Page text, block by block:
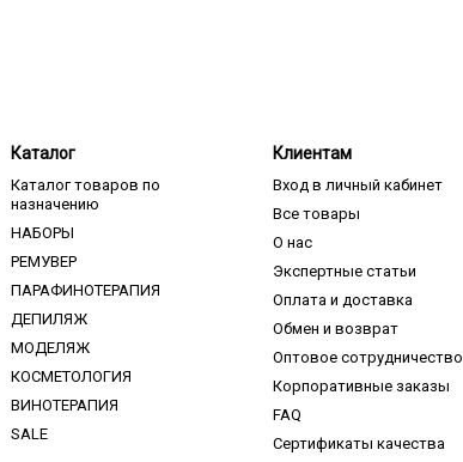
Каталог
Каталог товаров по
назначению
НАБОРЫ
РЕМУВЕР
ПАРАФИНОТЕРАПИЯ
ДЕПИЛЯЖ
МОДЕЛЯЖ
КОСМЕТОЛОГИЯ
ВИНОТЕРАПИЯ
SALE
Клиентам
Вход в личный кабинет
Все товары
О нас
Экспертные статьи
Оплата и доставка
Обмен и возврат
Оптовое сотрудничество
Корпоративные заказы
FAQ
Сертификаты качества